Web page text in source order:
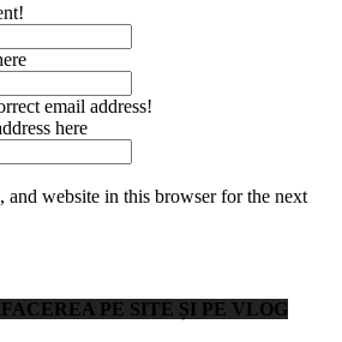
email address!
here
and website in this browser for the next
PE SITE ȘI PE VLOG